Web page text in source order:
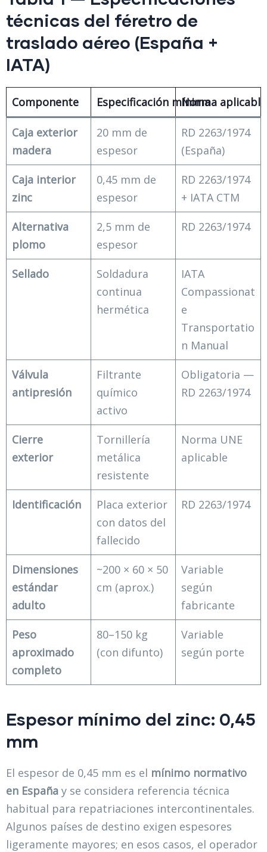
técnicas del féretro de
traslado aéreo (España +
IATA)
Componente Especificación mínimaNorma aplicable
Caja exterior
madera
20 mm de
espesor
RD 2263/1974
(España)
Caja interior
zinc
0,45 mm de
espesor
RD 2263/1974
+ IATA CTM
Alternativa
plomo
2,5 mm de
espesor
RD 2263/1974
Sellado
Soldadura
continua
hermética
IATA
Compassionat
e
Transportatio
n Manual
Válvula
antipresión
Filtrante
químico
activo
Obligatoria —
RD 2263/1974
Cierre
exterior
Tornillería
metálica
resistente
Norma UNE
aplicable
Identificación
Placa exterior
con datos del
fallecido
RD 2263/1974
Dimensiones
estándar
adulto
~200 × 60 × 50
cm (aprox.)
Variable
según
fabricante
Peso
aproximado
completo
80–150 kg
(con difunto)
Variable
según porte
Espesor mínimo del zinc: 0,45
mm
El espesor de 0,45 mm es el mínimo normativo
en España y se considera referencia técnica
habitual para repatriaciones intercontinentales.
Algunos países de destino exigen espesores
ligeramente mayores; en esos casos, el operador